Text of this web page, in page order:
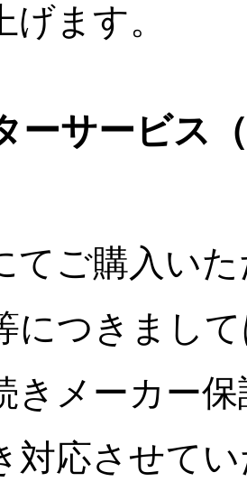
げます。
ーサービス
てご購入い
につきまし
きメーカー
対応させて